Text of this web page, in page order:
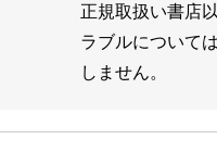
正規取扱い書店
ラブルについて
しません。